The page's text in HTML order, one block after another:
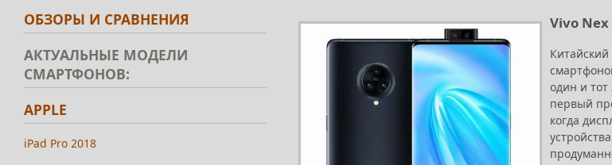
Vivo Nex
один и тот
первый
когда
ОБЗОРЫ И СРАВНЕНИЯ
АКТУАЛЬНЫЕ МОДЕЛИ
СМАРТФОНОВ:
APPLE
iPad Pro 2018